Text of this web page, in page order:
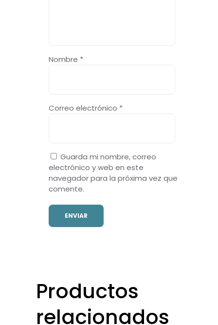
Nombre *
Correo electrónico *
Guarda mi nombre, correo
electrónico y web en este
navegador para la próxima vez que
comente.
Productos
relacionados